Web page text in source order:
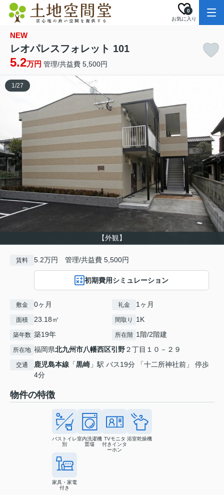
お気に入り
0
NEW
レオパレスフォレット 101
5.2万円 管理/共益費 5,500円
【外観】
1/27
賃料 5.2万円 管理/共益費 5,500円
初期費用シミュレーション
敷金 0ヶ月 礼金 1ヶ月
面積 23.18㎡ 間取り 1K
築年数 築19年 所在階 1階/2階建
所在地 福岡県北九州市八幡西区引野２丁目１０－２９
交通 鹿児島本線 「黒崎 」駅 バス19分 「十二所神社前」 停歩
4分
物件の特徴
バストイレ
別
室内洗濯機
置場
TVモニタ
付きインタ
ーホン
浴室乾燥機
家具・家電
付き